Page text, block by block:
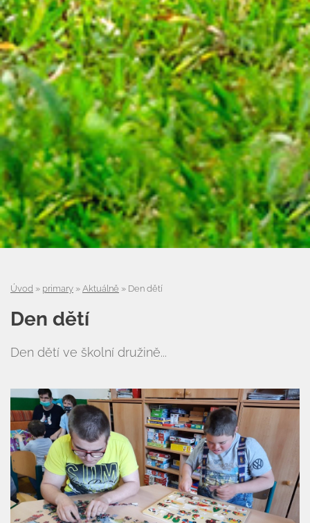
Úvod » primary » Aktuálně » Den dětí
Den dětí
Den dětí ve školní družině...